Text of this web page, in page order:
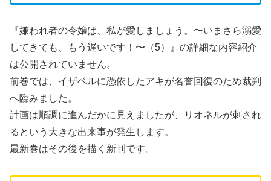
『嫌われ者の令嬢は、私が愛しましょう。〜いまさら溺愛
してきても、もう遅いです！〜（5）』の詳細な内容紹介
は公開されていません。
前巻では、イザベルに憑依したアキが名誉回復のため裁判
へ臨みました。
計画は順調に進んだかに見えましたが、リオネルが刺され
るという大きな出来事が発生します。
最新巻はその後を描く新刊です。